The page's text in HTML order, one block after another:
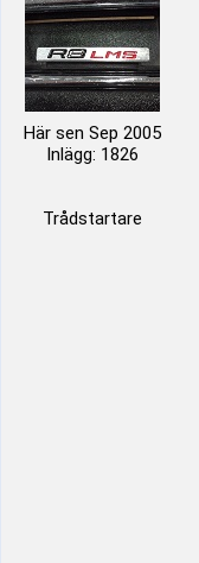
Här sen Sep 2005
Inlägg: 1826
Trådstartare